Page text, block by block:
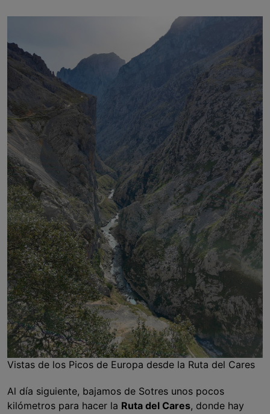
Vistas de los Picos de Europa desde la Ruta del Cares
Al día siguiente, bajamos de Sotres unos pocos
kilómetros para hacer la Ruta del Cares, donde hay